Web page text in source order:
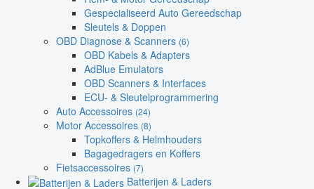
Gespecialiseerd Auto Gereedschap
Sleutels & Doppen
OBD Diagnose & Scanners (6)
OBD Kabels & Adapters
AdBlue Emulators
OBD Scanners & Interfaces
ECU- & Sleutelprogrammering
Auto Accessoires (24)
Motor Accessoires (8)
Topkoffers & Helmhouders
Bagagedragers en Koffers
Fietsaccessoires (7)
Batterijen & Laders